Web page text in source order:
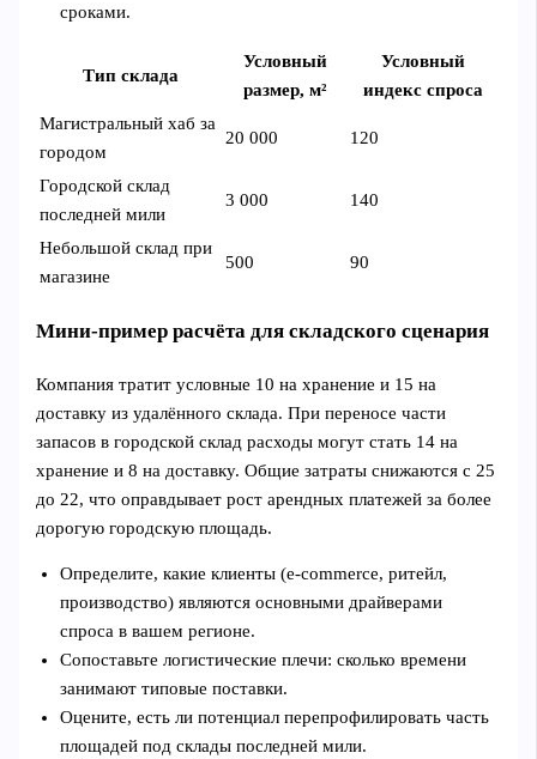
сроками.
Тип склада
Условный
размер, м²
Условный
индекс спроса
Магистральный хаб за
городом
20 000 120
Городской склад
последней мили
3 000 140
Небольшой склад при
магазине
500 90
Мини‑пример расчёта для складского сценария
Компания тратит условные 10 на хранение и 15 на
доставку из удалённого склада. При переносе части
запасов в городской склад расходы могут стать 14 на
хранение и 8 на доставку. Общие затраты снижаются с 25
до 22, что оправдывает рост арендных платежей за более
дорогую городскую площадь.
Определите, какие клиенты (e‑commerce, ритейл,
производство) являются основными драйверами
спроса в вашем регионе.
Сопоставьте логистические плечи: сколько времени
занимают типовые поставки.
Оцените, есть ли потенциал перепрофилировать часть
площадей под склады последней мили.